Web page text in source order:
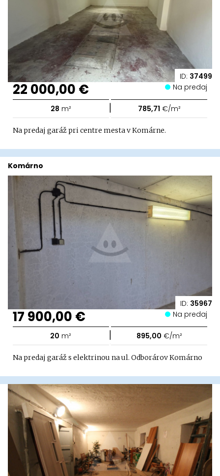
ID: 37499
22 000,00 € Na predaj
28 m² | 785,71 €/m²
Na predaj garáž pri centre mesta v Komárne.
ID: 35967
Komárno
17 900,00 € Na predaj
20 m² | 895,00 €/m²
Na predaj garáž s elektrinou na ul. Odborárov Komárno